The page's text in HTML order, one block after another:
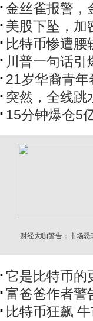
金丝雀报警，
美股下坠，加
比特币惨遭腰
川普一句话引
21岁华裔青
突然，全线跳
15分钟爆仓5
财经大咖警告：市场恐
它是比特币的
富爸爸作者警
比特币狂飙